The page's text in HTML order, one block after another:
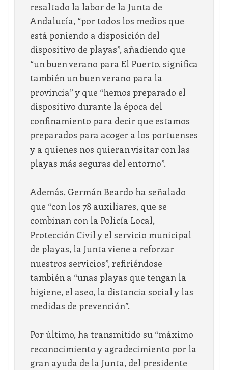
resaltado la labor de la Junta de
Andalucía, “por todos los medios que
está poniendo a disposición del
dispositivo de playas”, añadiendo que
“un buen verano para El Puerto, significa
también un buen verano para la
provincia” y que “hemos preparado el
dispositivo durante la época del
confinamiento para decir que estamos
preparados para acoger a los portuenses
y a quienes nos quieran visitar con las
playas más seguras del entorno”.
Además, Germán Beardo ha señalado
que “con los 78 auxiliares, que se
combinan con la Policía Local,
Protección Civil y el servicio municipal
de playas, la Junta viene a reforzar
nuestros servicios”, refiriéndose
también a “unas playas que tengan la
higiene, el aseo, la distancia social y las
medidas de prevención”.
Por último, ha transmitido su “máximo
reconocimiento y agradecimiento por la
gran ayuda de la Junta, del presidente